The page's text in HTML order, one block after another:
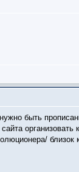
быть
организовать
близок